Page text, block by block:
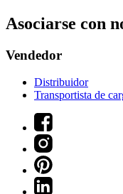
Asociarse con
Vendedor
Distribuidor
Transportista de